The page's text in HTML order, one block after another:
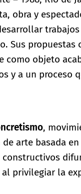
obra y
Sus
como objeto
y a un proceso
,
arte basada
privilegiar la